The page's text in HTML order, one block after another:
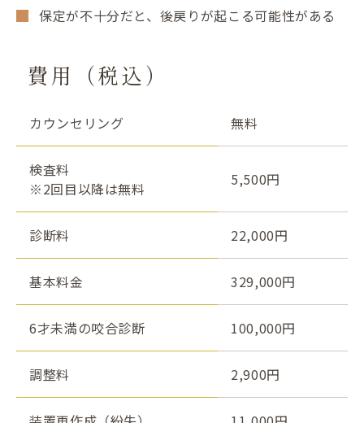
保定が不十分だと、後戻りが起こる可能性がある
費用（税込）
カウンセリング 無料
検査料
※2回目以降は無料
5,500円
診断料 22,000円
基本料金 329,000円
6才未満の咬合診断 100,000円
調整料 2,900円